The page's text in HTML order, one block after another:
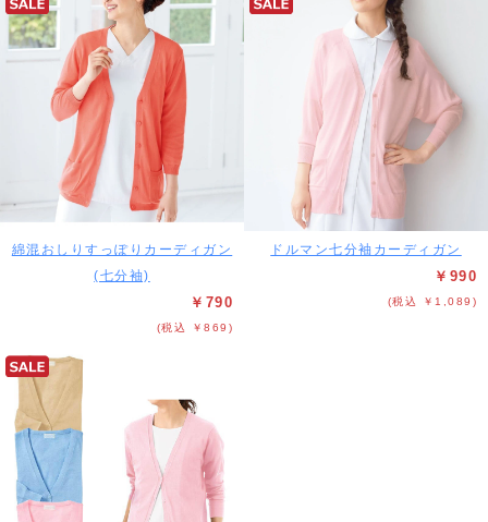
綿混おしりすっぽりカーディガン
(七分袖)
￥790
(税込 ￥869)
ドルマン七分袖カーディガン
￥990
(税込 ￥1,089)